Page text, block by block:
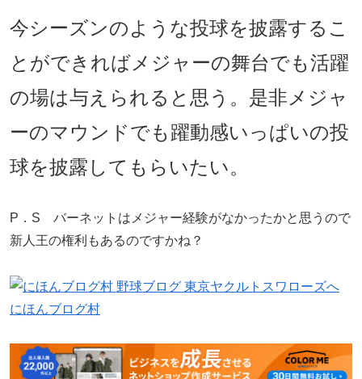
今シーズンのような投球を披露するこ
とができればメジャーの舞台でも活躍
の場は与えられると思う。是非メジャ
ーのマウンドでも躍動感いっぱいの投
球を披露してもらいたい。
P．S バーネットはメジャー経験がなかったかと思うので
新人王の権利もあるのですかね？
にほんブログ村